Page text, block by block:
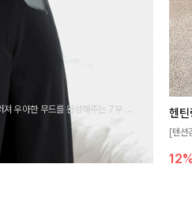
져 우아한 무드를 완성해주는 7부 블
룩까지 세련된 스타일링을 연출하
[텐션
게 퍼